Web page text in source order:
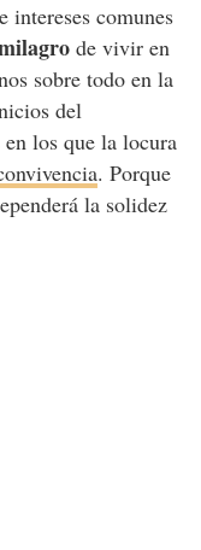
intereses comunes
de vivir en
sobre todo en la
del
los que la locura
. Porque
la solidez